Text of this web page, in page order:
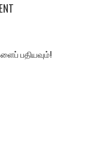
பதியவும்!